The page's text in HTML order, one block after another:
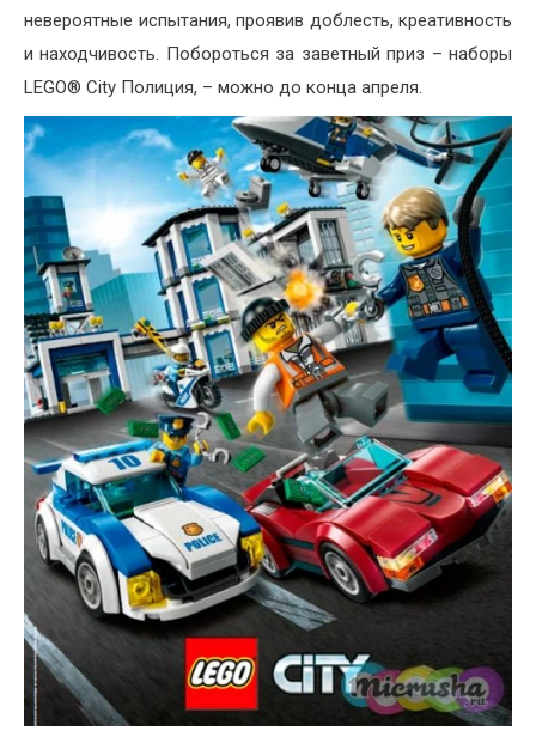
Недвижимость
невероятные испытания, проявив доблесть, креативность
и находчивость. Побороться за заветный приз – наборы
LEGO® City Полиция, – можно до конца апреля.